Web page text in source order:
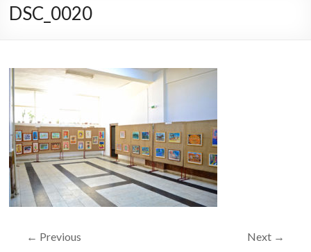
DSC_0020
← Previous Next →